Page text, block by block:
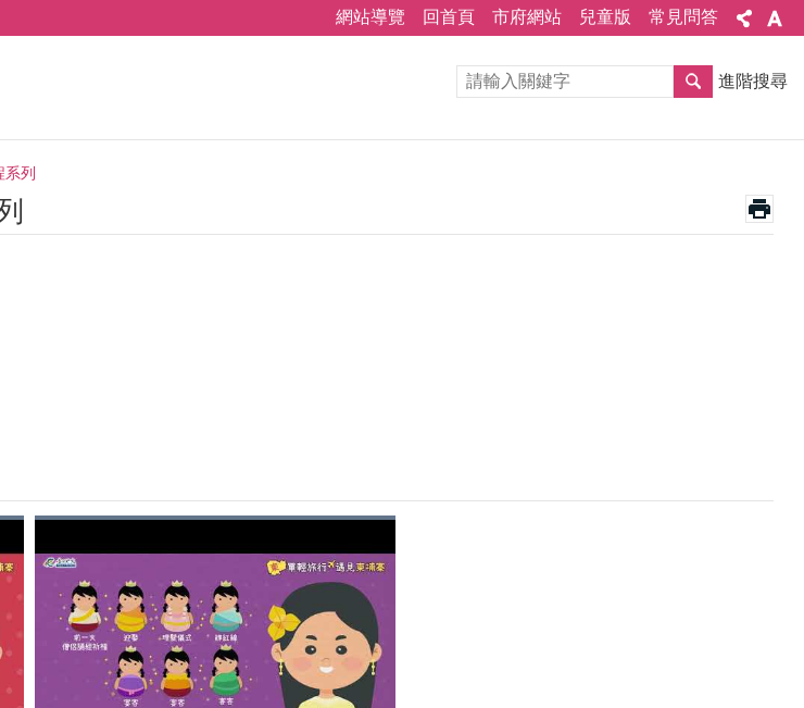
網站導覽 回首頁 市府網站 兒童版 常見問答
進階搜尋
列